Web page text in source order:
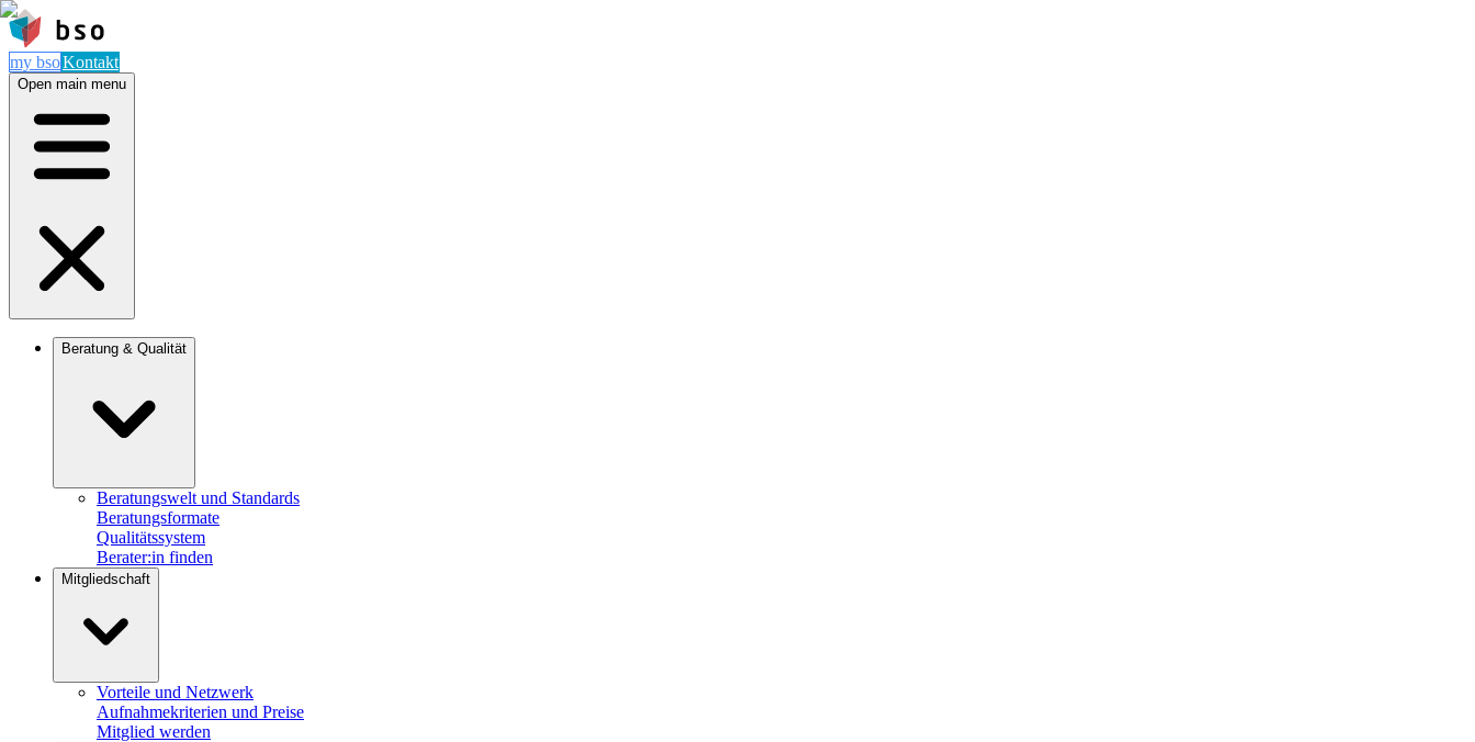
my bsoKontakt
Open main menu
Beratung & Qualität
Beratungswelt und Standards
Beratungsformate
Qualitätssystem
Berater:in finden
Mitgliedschaft
Vorteile und Netzwerk
Aufnahmekriterien und Preise
Mitglied werden